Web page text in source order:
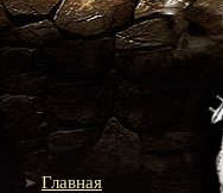
Главная